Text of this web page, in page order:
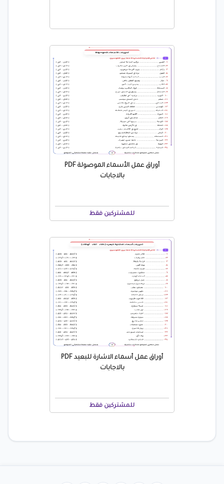
أوراق عمل الأسماء الموصولة PDF
بالاجابات
للمشتركين فقط
أوراق عمل أسماء الاشارة للبعيد PDF
بالاجابات
للمشتركين فقط